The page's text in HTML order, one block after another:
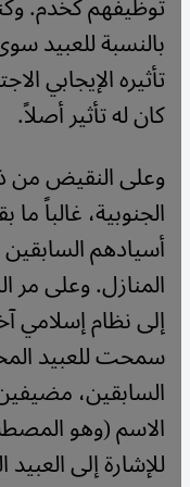
بالنسبة للعبيد
تأثيره الإيجابي
كان له تأثير أصلاً.
وعلى النقيض من
الجنوبية، غالباً
أسيادهم
المنازل. وعلى مر
إلى نظام إسلامي
سمحت للعبيد
السابقين،
الاسم (وهو
للإشارة إلى